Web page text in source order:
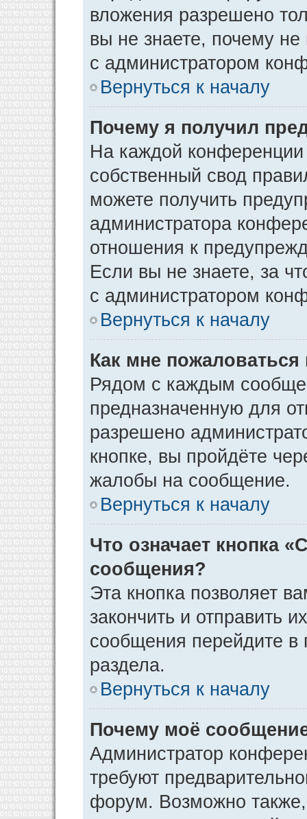
вложения разрешено
вы не знаете, почему
с администратором
Вернуться к началу
Почему я получил
На каждой конференции
собственный свод
можете получить
администратора
отношения к
Если вы не знаете, за
с администратором
Вернуться к началу
Как мне
Рядом с каждым
предназначенную для
разрешено
кнопке, вы пройдёте
жалобы на сообщение.
Вернуться к началу
Что означает кнопка
сообщения?
Эта кнопка позволяет
закончить и отправить
сообщения перейдите в
раздела.
Вернуться к началу
Почему моё
Администратор
требуют
форум. Возможно